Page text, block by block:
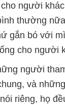
người
thường
gắn bó với
cho người
người
và
riêng, họ